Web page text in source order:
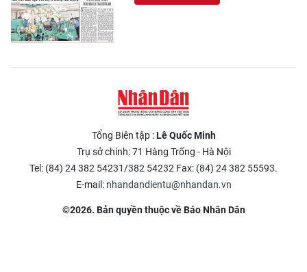
Tổng Biên tập :Lê Quốc Minh
Trụ sở chính: 71 Hàng Trống - Hà Nội
Tel: (84) 24 382 54231/382 54232 Fax: (84) 24 382 55593.
E-mail: nhandandientu@nhandan.vn
©2026. Bản quyền thuộc về Báo Nhân Dân